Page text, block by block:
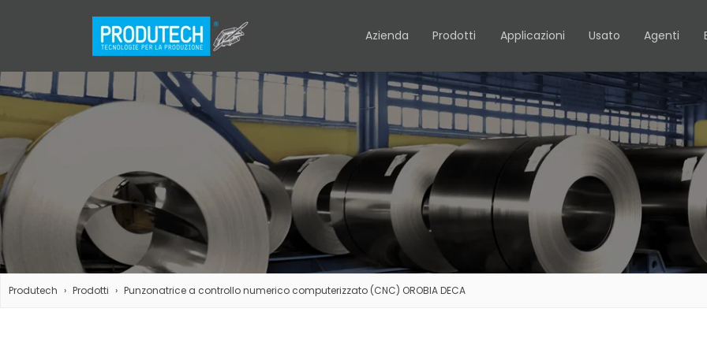
Azienda Prodotti Applicazioni Usato Agenti
Produtech Prodotti Punzonatrice a controllo numerico computerizzato (CNC) OROBIA DECA